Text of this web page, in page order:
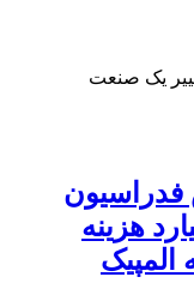
یک صنعت
فاش شد / ۱۲۵ میلیارد هزینه